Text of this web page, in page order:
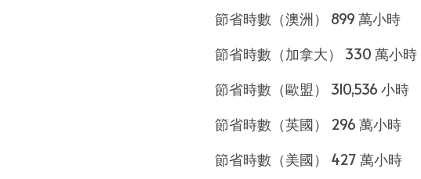
節省時數（澳洲） 899 萬小時
節省時數（加拿大） 330 萬小時
節省時數（歐盟） 310,536 小時
節省時數（英國） 296 萬小時
節省時數（美國） 427 萬小時